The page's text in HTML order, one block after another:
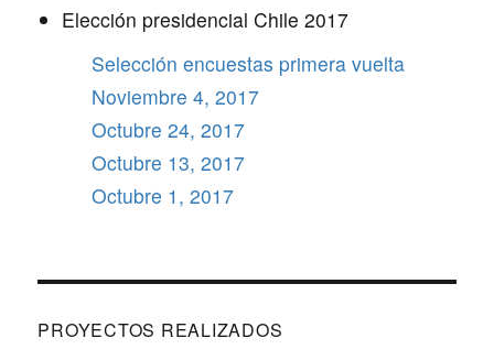
Elección presidencial Chile 2017
Selección encuestas primera vuelta
Noviembre 4, 2017
Octubre 24, 2017
Octubre 13, 2017
Octubre 1, 2017
PROYECTOS REALIZADOS